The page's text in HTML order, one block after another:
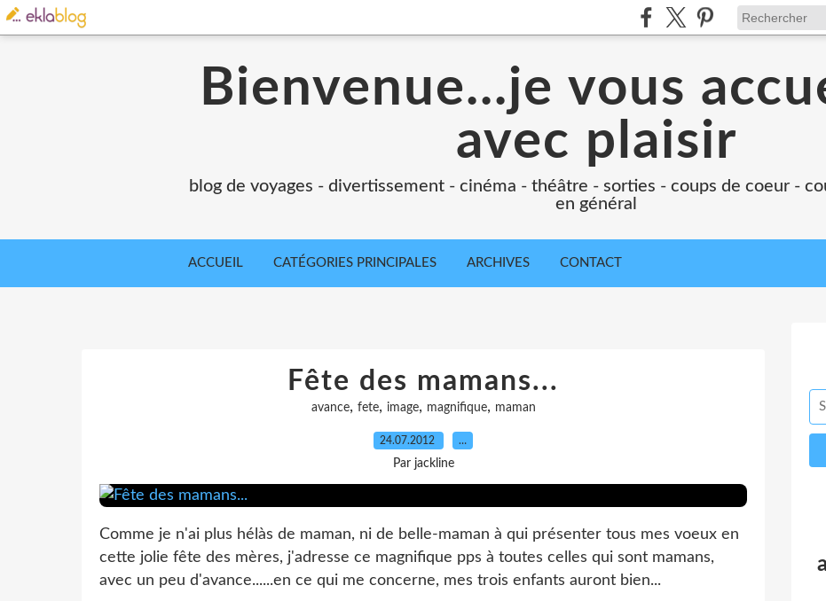
Bienvenue...je vous
avec plaisir
blog de voyages - divertissement - cinéma - théâtre - sorties - coups de coeur -
en général
ACCUEIL CATÉGORIES PRINCIPALES ARCHIVES CONTACT
Fête des mamans...
avance, fete, image, magnifique, maman
24.07.2012 …
Par jackline
Comme je n'ai plus hélàs de maman, ni de belle-maman à qui présenter tous mes voeux en
cette jolie fête des mères, j'adresse ce magnifique pps à toutes celles qui sont mamans,
avec un peu d'avance......en ce qui me concerne, mes trois enfants auront bien...